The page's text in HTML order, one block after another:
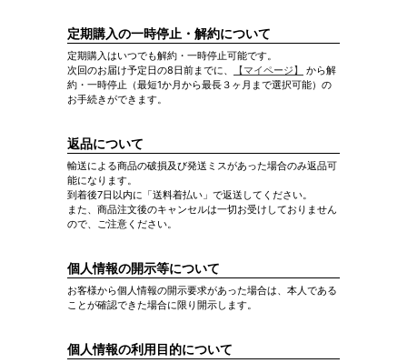
定期購入の一時停止・解約について
定期購入はいつでも解約・一時停止可能です。
次回のお届け予定日の8日前までに、
【マイページ】
から解
約・一時停止（最短1か月から最長３ヶ月まで選択可能）の
お手続きができます。
返品について
輸送による商品の破損及び発送ミスがあった場合のみ返品可
能になります。
到着後7日以内に「送料着払い」で返送してください。
また、商品注文後のキャンセルは一切お受けしておりません
ので、ご注意ください。
個人情報の開示等について
お客様から個人情報の開示要求があった場合は、本人である
ことが確認できた場合に限り開示します。
個人情報の利用目的について